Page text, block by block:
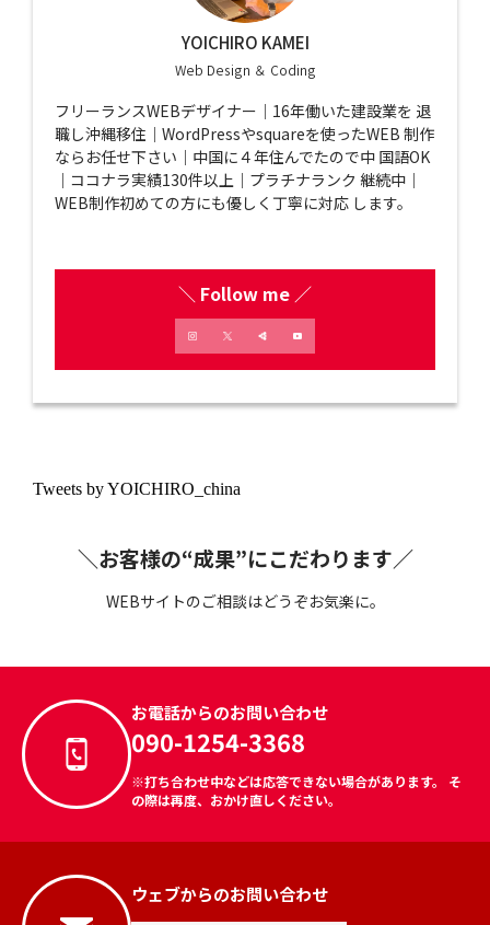
YOICHIRO KAMEI
Web Design ＆ Coding
フリーランスWEBデザイナー｜16年働いた建設業を 退
職し沖縄移住｜WordPressやsquareを使ったWEB 制作
ならお任せ下さい｜中国に４年住んでたので中 国語OK
｜ココナラ実績130件以上｜プラチナランク 継続中｜
WEB制作初めての方にも優しく丁寧に対応 します。
＼ Follow me ／
Tweets by YOICHIRO_china
＼お客様の“成果”にこだわります／
WEBサイトのご相談はどうぞお気楽に。
お電話からのお問い合わせ
090-1254-3368
※打ち合わせ中などは応答できない場合があります。 そ
の際は再度、おかけ直しください。
ウェブからのお問い合わせ